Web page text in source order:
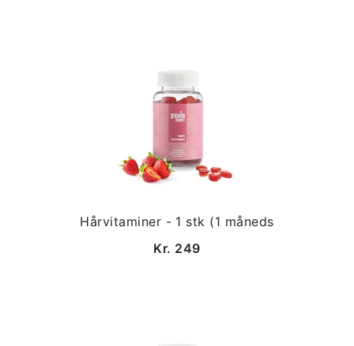
Hårvitaminer - 1 stk (1 måneds
Kr. 249